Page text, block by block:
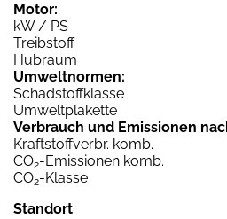
Motor:
kW / PS
Treibstoff
Hubraum
Umweltnormen:
Schadstoffklasse
Umweltplakette
Verbrauch und Emissionen
Kraftstoffverbr. komb.
CO2-Emissionen komb.
CO2-Klasse
Standort